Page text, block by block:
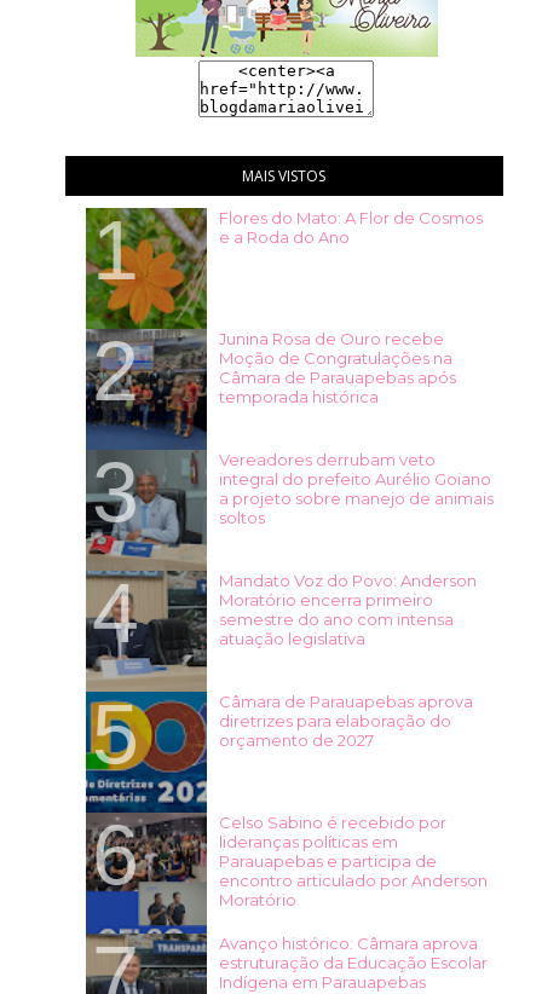
MAIS VISTOS
Flores do Mato: A Flor de Cosmos
e a Roda do Ano
Junina Rosa de Ouro recebe
Moção de Congratulações na
Câmara de Parauapebas após
temporada histórica
Vereadores derrubam veto
integral do prefeito Aurélio Goiano
a projeto sobre manejo de animais
soltos
Mandato Voz do Povo: Anderson
Moratório encerra primeiro
semestre do ano com intensa
atuação legislativa
Câmara de Parauapebas aprova
diretrizes para elaboração do
orçamento de 2027
Celso Sabino é recebido por
lideranças políticas em
Parauapebas e participa de
encontro articulado por Anderson
Moratório
Avanço histórico: Câmara aprova
estruturação da Educação Escolar
Indígena em Parauapebas